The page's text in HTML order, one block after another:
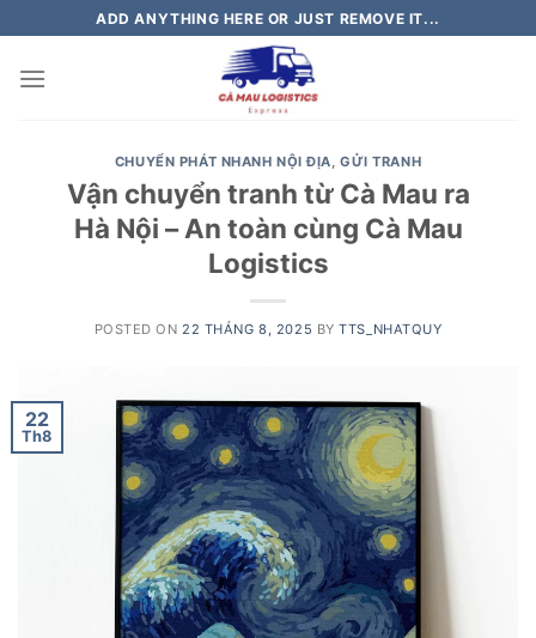
to
content
ADD ANYTHING HERE OR JUST REMOVE IT...
CHUYỂN PHÁT NHANH NỘI ĐỊA,GỬI TRANH
Vận chuyển tranh từ Cà Mau ra
Hà Nội – An toàn cùng Cà Mau
Logistics
POSTED ON 22 THÁNG 8, 2025 BYTTS_NHATQUY
22
Th8